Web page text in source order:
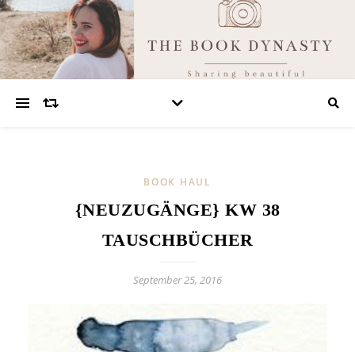
BOOK HAUL
{NEUZUGÄNGE} KW 38
TAUSCHBÜCHER
September 25, 2016